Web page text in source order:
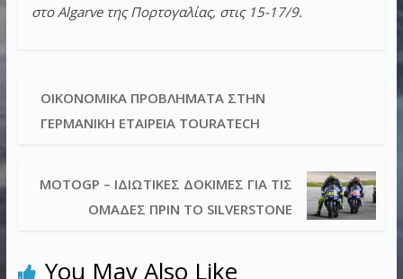
στο Algarve της Πορτογαλίας, στις 15-17/9.
ΟΙΚΟΝΟΜΙΚΆ ΠΡΟΒΛΉΜΑΤΑ ΣΤΗΝ
ΓΕΡΜΑΝΙΚΉ ΕΤΑΙΡΕΊΑ TOURATECH
MOTOGP – ΙΔΙΩΤΙΚΈΣ ΔΟΚΙΜΈΣ ΓΙΑ ΤΙΣ
ΟΜΆΔΕΣ ΠΡΙΝ ΤΟ SILVERSTONE
You May Also Like